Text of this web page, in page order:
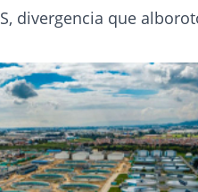
divergencia que